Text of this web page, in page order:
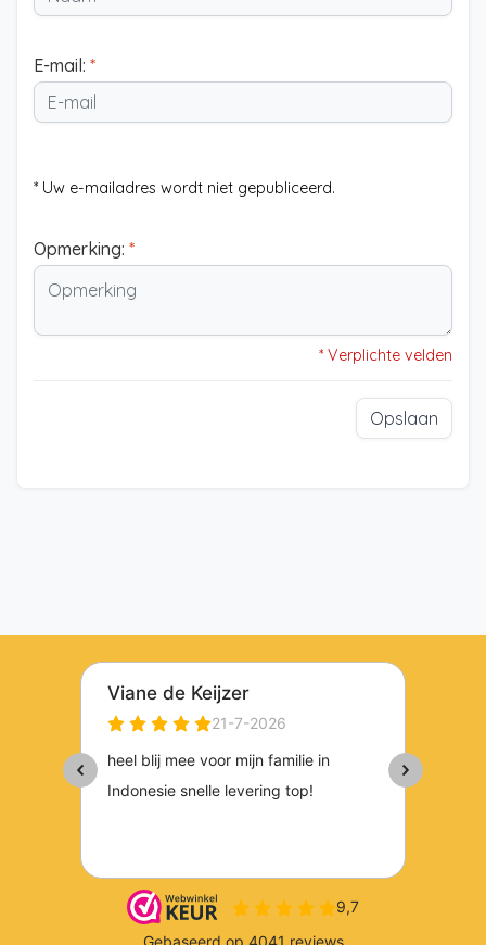
E-mail: *
* Uw e-mailadres wordt niet gepubliceerd.
Opmerking: *
* Verplichte velden
Opslaan